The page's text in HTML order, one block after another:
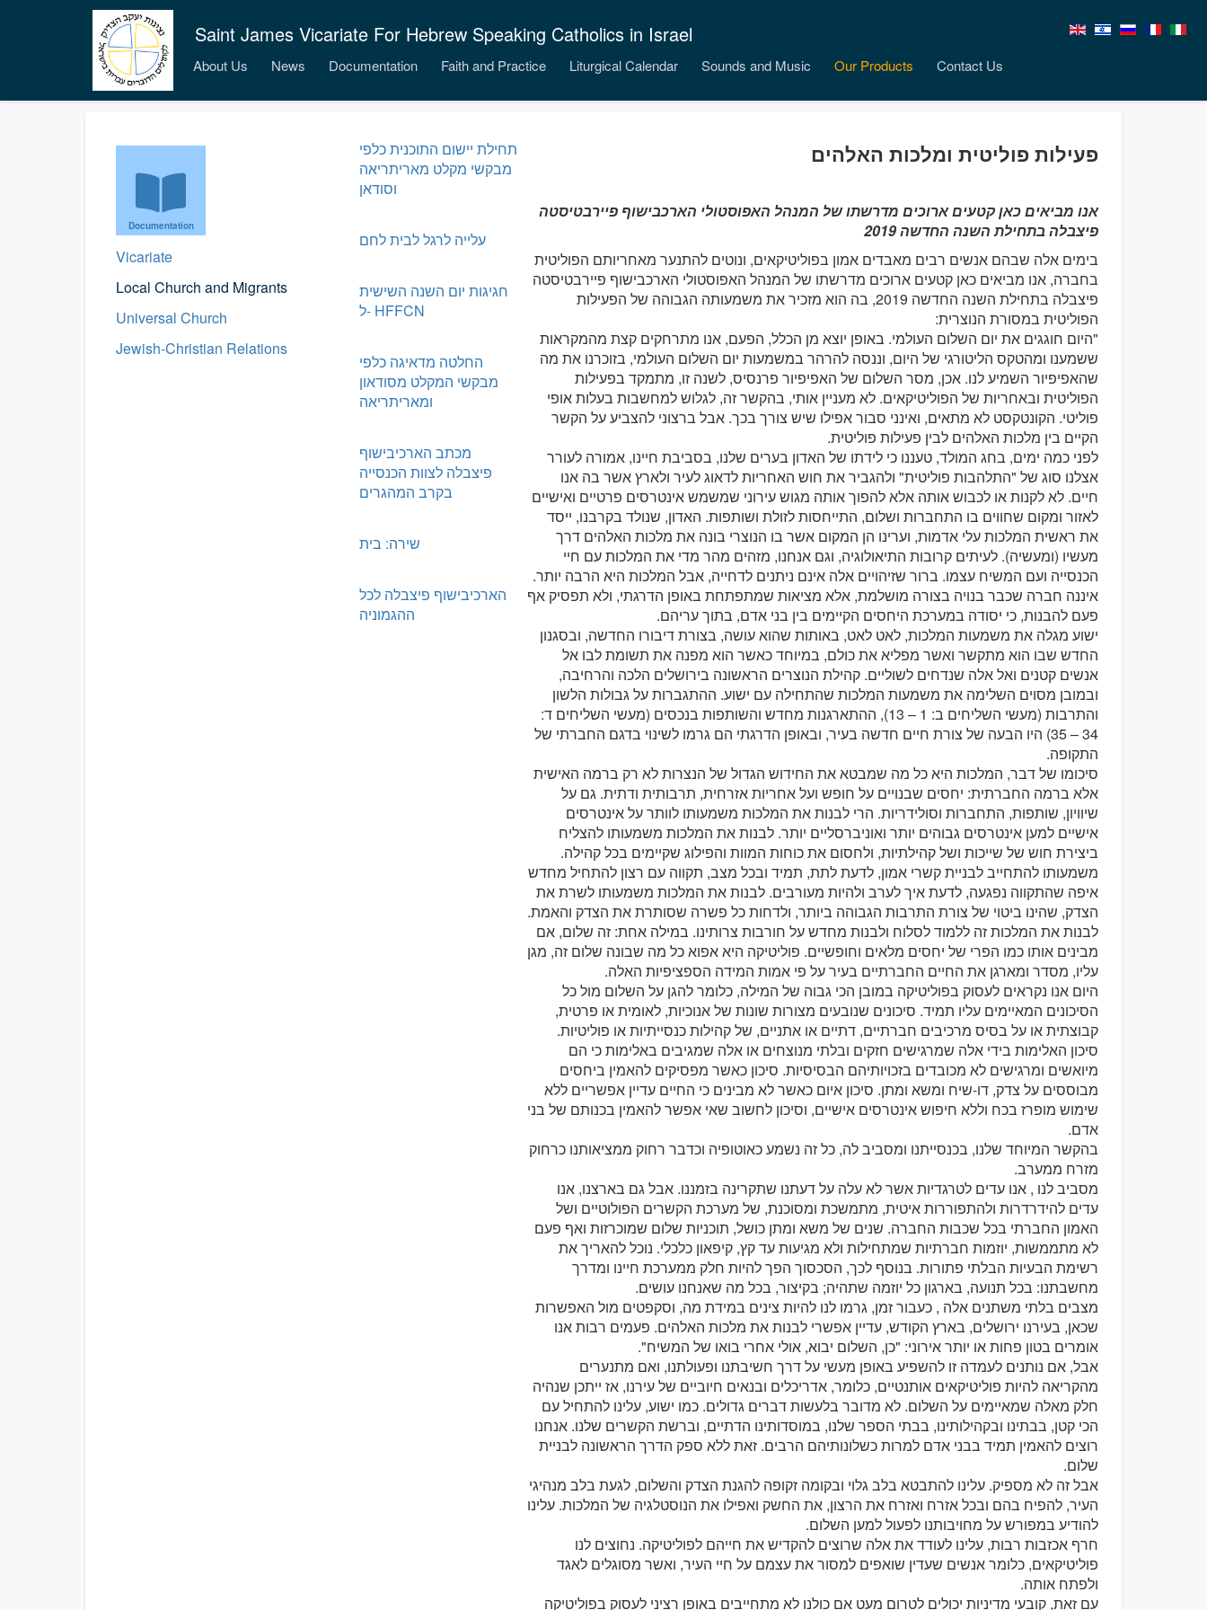
Saint James Vicariate For Hebrew Speaking Catholics in Israel
About Us News Documentation Faith and Practice Liturgical Calendar Sounds and Music Our Products Contact Us
Documentation
Vicariate
Local Church and Migrants
Universal Church
Jewish-Christian Relations
פעילות פוליטית ומלכות האלהים
אנו מביאים כאן קטעים ארוכים מדרשתו של המנהל האפוסטולי הארכבישוף פיירבטיסטה
פיצבלה בתחילת השנה החדשה 2019
בימים אלה שבהם אנשים רבים מאבדים אמון בפוליטיקאים, ונוטים להתנער מאחריותם הפוליטית
בחברה, אנו מביאים כאן קטעים ארוכים מדרשתו של המנהל האפוסטולי הארכבישוף פיירבטיסטה
פיצבלה בתחילת השנה החדשה 2019, בה הוא מזכיר את משמעותה הגבוהה של הפעילות
הפוליטית במסורת הנוצרית:
"היום חוגגים את יום השלום העולמי. באופן יוצא מן הכלל, הפעם, אנו מתרחקים קצת מהמקראות
ששמענו ומהטקס הליטורגי של היום, וננסה להרהר במשמעות יום השלום העולמי, בזוכרנו את מה
שהאפיפיור השמיע לנו. אכן, מסר השלום של האפיפיור פרנסיס, לשנה זו, מתמקד בפעילות
הפוליטית ובאחריות של הפוליטיקאים. לא מעניין אותי, בהקשר זה, לגלוש למחשבות בעלות אופי
פוליטי. הקונטקסט לא מתאים, ואינני סבור אפילו שיש צורך בכך. אבל ברצוני להצביע על הקשר
הקיים בין מלכות האלהים לבין פעילות פוליטית.
לפני כמה ימים, בחג המולד, טעננו כי לידתו של האדון בערים שלנו, בסביבת חיינו, אמורה לעורר
אצלנו סוג של "התלהבות פוליטית" ולהגביר את חוש האחריות לדאוג לעיר ולארץ אשר בה אנו
חיים. לא לקנות או לכבוש אותה אלא להפוך אותה מגוש עירוני שמשמש אינטרסים פרטיים ואישיים
לאזור ומקום שחווים בו התחברות ושלום, התייחסות לזולת ושותפות. האדון, שנולד בקרבנו, ייסד
את ראשית המלכות עלי אדמות, וערינו הן המקום אשר בו הנוצרי בונה את מלכות האלהים דרך
מעשיו (ומעשיה). לעיתים קרובות התיאולוגיה, וגם אנחנו, מזהים מהר מדי את המלכות עם חיי
הכנסייה ועם המשיח עצמו. ברור שזיהויים אלה אינם ניתנים לדחייה, אבל המלכות היא הרבה יותר.
איננה חברה שכבר בנויה בצורה מושלמת, אלא מציאות שמתפתחת באופן הדרגתי, ולא תפסיק אף
פעם להבנות, כי יסודה במערכת היחסים הקיימים בין בני אדם, בתוך עריהם.
ישוע מגלה את משמעות המלכות, לאט לאט, באותות שהוא עושה, בצורת דיבורו החדשה, ובסגנון
החדש שבו הוא מתקשר ואשר מפליא את כולם, במיוחד כאשר הוא מפנה את תשומת לבו אל
אנשים קטנים ואל אלה שנדחים לשוליים. קהילת הנוצרים הראשונה בירושלים הלכה והרחיבה,
ובמובן מסוים השלימה את משמעות המלכות שהתחילה עם ישוע. ההתגברות על גבולות הלשון
והתרבות (מעשי השליחים ב: 1 – 13), ההתארגנות מחדש והשותפות בנכסים (מעשי השליחים ד:
34 – 35) היו הבעה של צורת חיים חדשה בעיר, ובאופן הדרגתי הם גרמו לשינוי בדגם החברתי של
התקופה.
סיכומו של דבר, המלכות היא כל מה שמבטא את החידוש הגדול של הנצרות לא רק ברמה האישית
אלא ברמה החברתית: יחסים שבנויים על חופש ועל אחריות אזרחית, תרבותית ודתית. גם על
שיוויון, שותפות, התחברות וסולידריות. הרי לבנות את המלכות משמעותו לוותר על אינטרסים
אישיים למען אינטרסים גבוהים יותר ואוניברסליים יותר. לבנות את המלכות משמעותו להצליח
ביצירת חוש של שייכות ושל קהילתיות, ולחסום את כוחות המוות והפילוג שקיימים בכל קהילה.
משמעותו להתחייב לבניית קשרי אמון, לדעת לתת, תמיד ובכל מצב, תקווה עם רצון להתחיל מחדש
איפה שהתקווה נפגעה, לדעת איך לערב ולהיות מעורבים. לבנות את המלכות משמעותו לשרת את
הצדק, שהינו ביטוי של צורת התרבות הגבוהה ביותר, ולדחות כל פשרה שסותרת את הצדק והאמת.
לבנות את המלכות זה ללמוד לסלוח ולבנות מחדש על חורבות צרותינו. במילה אחת: זה שלום, אם
מבינים אותו כמו הפרי של יחסים מלאים וחופשיים. פוליטיקה היא אפוא כל מה שבונה שלום זה, מגן
עליו, מסדר ומארגן את החיים החברתיים בעיר על פי אמות המידה הספציפיות האלה.
היום אנו נקראים לעסוק בפוליטיקה במובן הכי גבוה של המילה, כלומר להגן על השלום מול כל
הסיכונים המאיימים עליו תמיד. סיכונים שנובעים מצורות שונות של אנוכיות, לאומית או פרטית,
קבוצתית או על בסיס מרכיבים חברתיים, דתיים או אתניים, של קהילות כנסייתיות או פוליטיות.
סיכון האלימות בידי אלה שמרגישים חזקים ובלתי מנוצחים או אלה שמגיבים באלימות כי הם
מיואשים ומרגישים לא מכובדים בזכויותיהם הבסיסיות. סיכון כאשר מפסיקים להאמין ביחסים
מבוססים על צדק, דו-שיח ומשא ומתן. סיכון איום כאשר לא מבינים כי החיים עדיין אפשריים ללא
שימוש מופרז בכח וללא חיפוש אינטרסים אישיים, וסיכון לחשוב שאי אפשר להאמין בכנותם של בני
אדם.
בהקשר המיוחד שלנו, בכנסייתנו ומסביב לה, כל זה נשמע כאוטופיה וכדבר רחוק ממציאותנו כרחוק
מזרח ממערב.
מסביב לנו , אנו עדים לטרגדיות אשר לא עלה על דעתנו שתקרינה בזמננו. אבל גם בארצנו, אנו
עדים להידרדרות ולהתפוררות איטית, מתמשכת ומסוכנת, של מערכת הקשרים הפולוטיים ושל
האמון החברתי בכל שכבות החברה. שנים של משא ומתן כושל, תוכניות שלום שמוכרזות ואף פעם
לא מתממשות, יוזמות חברתיות שמתחילות ולא מגיעות עד קץ, קיפאון כלכלי. נוכל להאריך את
רשימת הבעיות הבלתי פתורות. בנוסף לכך, הסכסוך הפך להיות חלק ממערכת חיינו ומדרך
מחשבתנו: בכל תנועה, בארגון כל יוזמה שתהיה; בקיצור, בכל מה שאנחנו עושים.
מצבים בלתי משתנים אלה , כעבור זמן, גרמו לנו להיות צינים במידת מה, וסקפטים מול האפשרות
שכאן, בעירנו ירושלים, בארץ הקודש, עדיין אפשרי לבנות את מלכות האלהים. פעמים רבות אנו
אומרים בטון פחות או יותר אירוני: "כן, השלום יבוא, אולי אחרי בואו של המשיח".
אבל, אם נותנים לעמדה זו להשפיע באופן מעשי על דרך חשיבתנו ופעולתנו, ואם מתנערים
מהקריאה להיות פוליטיקאים אותנטיים, כלומר, אדריכלים ובנאים חיוביים של עירנו, אז ייתכן שנהיה
חלק מאלה שמאיימים על השלום. לא מדובר בלעשות דברים גדולים. כמו ישוע, עלינו להתחיל עם
הכי קטן, בבתינו ובקהילותינו, בבתי הספר שלנו, במוסדותינו הדתיים, וברשת הקשרים שלנו. אנחנו
רוצים להאמין תמיד בבני אדם למרות כשלונותיהם הרבים. זאת ללא ספק הדרך הראשונה לבניית
שלום.
אבל זה לא מספיק. עלינו להתבטא בלב גלוי ובקומה זקופה להגנת הצדק והשלום, לגעת בלב מנהיגי
העיר, להפיח בהם ובכל אזרח ואזרח את הרצון, את החשק ואפילו את הנוסטלגיה של המלכות. עלינו
להודיע במפורש על מחויבותנו לפעול למען השלום.
חרף אכזבות רבות, עלינו לעודד את אלה שרוצים להקדיש את חייהם לפוליטיקה. נחוצים לנו
פוליטיקאים, כלומר אנשים שעדין שואפים למסור את עצמם על חיי העיר, ואשר מסוגלים לאגד
ולפתח אותה.
עם זאת, קובעי מדיניות יכולים לטרום מעט אם כולנו לא מתחייבים באופן רציני לעסוק בפוליטיקה
תחילת יישום התוכנית כלפי
מבקשי מקלט מאריתריאה
וסודאן
עלייה לרגל לבית לחם
חגיגות יום השנה השישית
ל- HFFCN
החלטה מדאיגה כלפי
מבקשי המקלט מסודאון
ומאריתריאה
מכתב הארכיבישוף
פיצבלה לצוות הכנסייה
בקרב המהגרים
שירה: בית
הארכיבישוף פיצבלה לכל
ההגמוניה